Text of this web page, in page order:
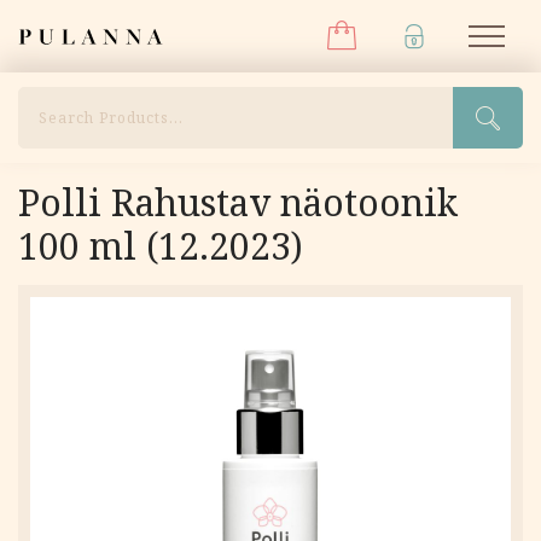
sisu
Menüü
Polli Rahustav näotoonik
100 ml (12.2023)